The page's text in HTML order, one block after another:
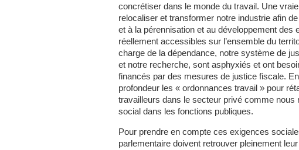
concrétiser dans le monde du travail. Une
relocaliser et transformer notre industrie afin
et à la pérennisation et au développement
réellement accessibles sur l’ensemble du
charge de la dépendance, notre système de
et notre recherche, sont asphyxiés et ont
financés par des mesures de justice fiscale.
profondeur les « ordonnances travail » pour
travailleurs dans le secteur privé comme
social dans les fonctions publiques.
Pour prendre en compte ces exigences
parlementaire doivent retrouver pleinement